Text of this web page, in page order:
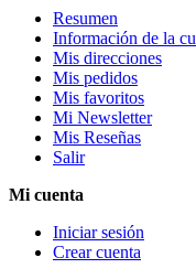
Resumen
Información de la
Mis direcciones
Mis pedidos
Mis favoritos
Mi Newsletter
Mis Reseñas
Salir
Mi cuenta
Iniciar sesión
Crear cuenta